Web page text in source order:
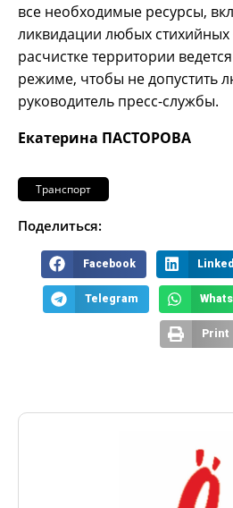
все необходимые ресурсы,
ликвидации любых стихийных
расчистке территории
режиме, чтобы не допустить
руководитель пресс-службы.
Екатерина ПАСТОРОВА
Транспорт
Поделиться:
Facebook
Telegram
Print